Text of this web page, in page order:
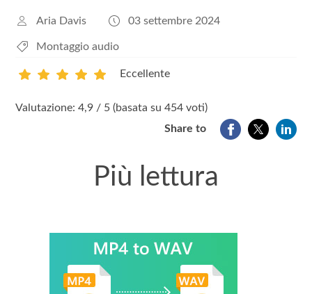
Aria Davis 03 settembre 2024
Montaggio audio
Eccellente
Valutazione: 4,9 / 5 (basata su 454 voti)
Share to
Più lettura